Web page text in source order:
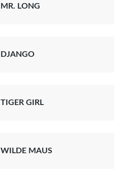
MR. LONG
DJANGO
TIGER GIRL
WILDE MAUS